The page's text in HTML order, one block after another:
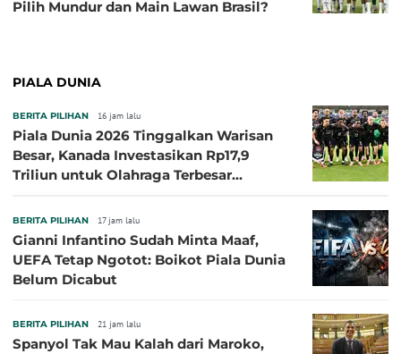
Pilih Mundur dan Main Lawan Brasil?
PIALA DUNIA
BERITA PILIHAN 16 jam lalu
Piala Dunia 2026 Tinggalkan Warisan
Besar, Kanada Investasikan Rp17,9
Triliun untuk Olahraga Terbesar
BERITA PILIHAN 17 jam lalu
Gianni Infantino Sudah Minta Maaf,
UEFA Tetap Ngotot: Boikot Piala Dunia
Belum Dicabut
BERITA PILIHAN 21 jam lalu
Spanyol Tak Mau Kalah dari Maroko,